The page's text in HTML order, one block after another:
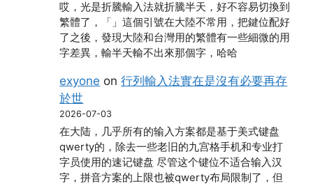
哎，光是折騰輸入法就折騰半天，好不容易切換到
繁體了，「」這個引號在大陸不常用，把鍵位配好
了之後，發現大陸和台灣用的繁體有一些細微的用
字差異，輸半天輸不出來那個字，哈哈
exyone on行列輸入法實在是沒有必要再存
於世
2026-07-03
在大陆，几乎所有的输入方案都是基于美式键盘
qwerty的，除去一些老旧的九宫格手机和专业打
字员使用的速记键盘 尽管这个键位不适合输入汉
字，拼音方案的上限也被qwerty布局限制了，但